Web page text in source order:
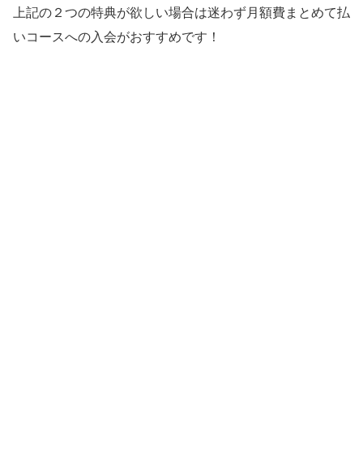
上記の２つの特典が欲しい場合は迷わず月額費まとめて払
いコースへの入会がおすすめです！